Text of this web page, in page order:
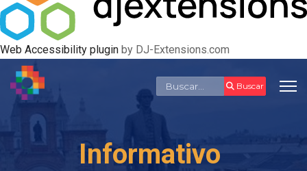
Web Accessibility plugin by DJ-Extensions.com
Buscar Buscar
Informativo